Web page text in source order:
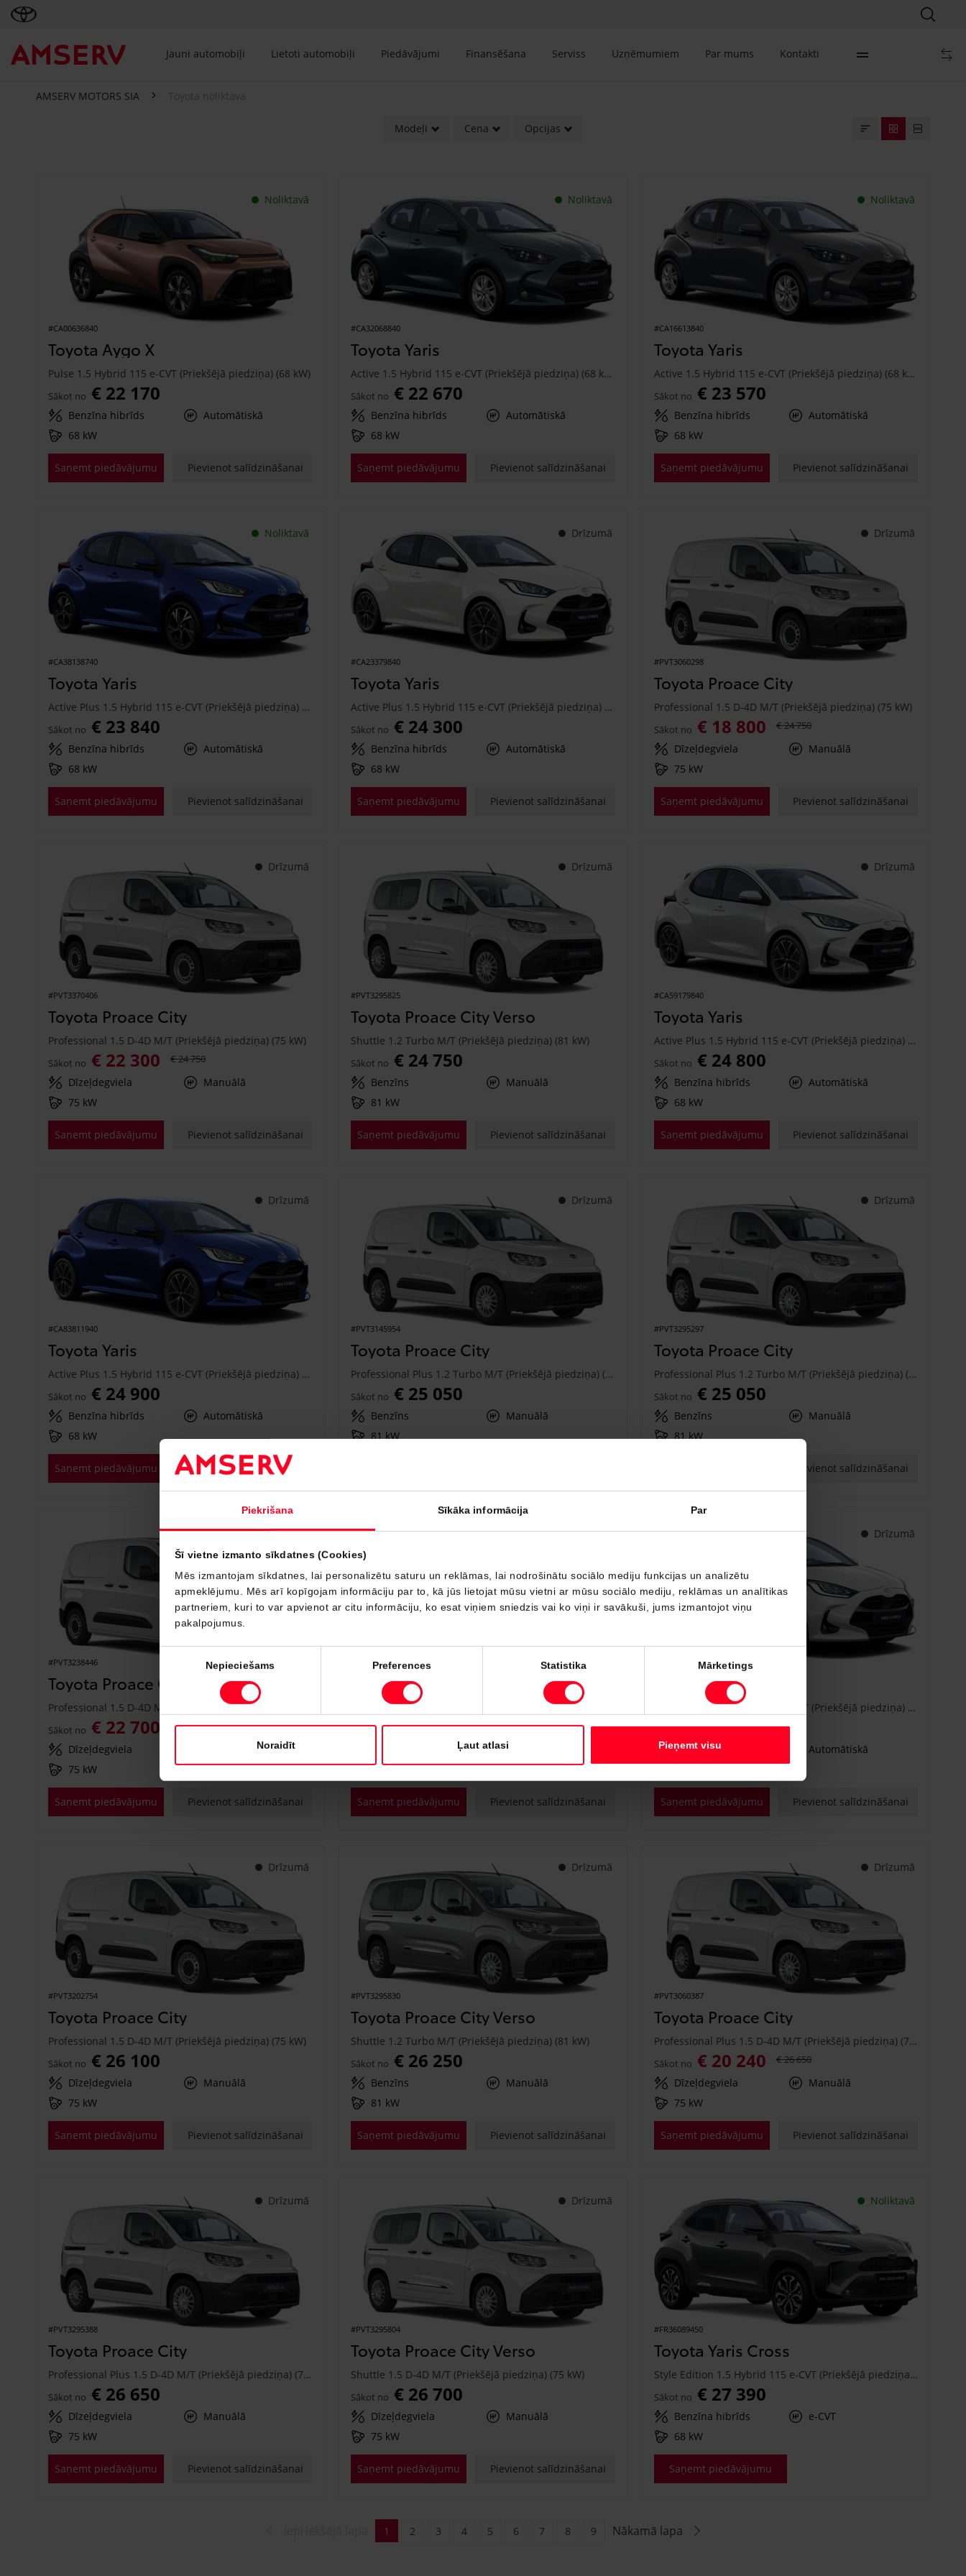
Piekrišana Sīkāka informācija Par
Šī vietne izmanto sīkdatnes (Cookies)
Mēs izmantojam sīkdatnes, lai personalizētu saturu un reklāmas, lai nodrošinātu sociālo mediju funkcijas un analizētu
apmeklējumu. Mēs arī kopīgojam informāciju par to, kā jūs lietojat mūsu vietni ar mūsu sociālo mediju, reklāmas un analītikas
partneriem, kuri to var apvienot ar citu informāciju, ko esat viņiem sniedzis vai ko viņi ir savākuši, jums izmantojot viņu
pakalpojumus.
Piekrišanas
Nepieciešams Preferences Statistika Mārketings
Noraidīt Ļaut atlasi Pieņemt visu
Jauni automobiļi Lietoti automobiļi Piedāvājumi Finansēšana Serviss Uzņēmumiem Par mums Kontakti
AMSERV MOTORS SIA Toyota noliktava
Modeļi Cena Opcijas
Noliktavā
#CA00636840
Toyota Aygo X
Pulse 1.5 Hybrid 115 e-CVT (Priekšējā piedziņa) (68 kW)
Sākot no € 22 170
Benzīna hibrīds
Automātiskā
68 kW
Saņemt piedāvājumu Pievienot salīdzināšanai
Noliktavā
#CA32068840
Toyota Yaris
Active 1.5 Hybrid 115 e-CVT (Priekšējā piedziņa) (68 kW)
Sākot no € 22 670
Benzīna hibrīds
Automātiskā
68 kW
Saņemt piedāvājumu Pievienot salīdzināšanai
Noliktavā
#CA16613840
Toyota Yaris
Active 1.5 Hybrid 115 e-CVT (Priekšējā piedziņa) (68 kW)
Sākot no € 23 570
Benzīna hibrīds
Automātiskā
68 kW
Saņemt piedāvājumu Pievienot salīdzināšanai
Noliktavā
#CA38138740
Toyota Yaris
Active Plus 1.5 Hybrid 115 e-CVT (Priekšējā piedziņa) (68 kW)
Sākot no € 23 840
Benzīna hibrīds
Automātiskā
68 kW
Saņemt piedāvājumu Pievienot salīdzināšanai
Drīzumā
#CA23379840
Toyota Yaris
Active Plus 1.5 Hybrid 115 e-CVT (Priekšējā piedziņa) (68 kW)
Sākot no € 24 300
Benzīna hibrīds
Automātiskā
68 kW
Saņemt piedāvājumu Pievienot salīdzināšanai
Drīzumā
#PVT3060298
Toyota Proace City
Professional 1.5 D-4D M/T (Priekšējā piedziņa) (75 kW)
Sākot no € 18 800 € 24 750
Dīzeļdegviela
Manuālā
75 kW
Saņemt piedāvājumu Pievienot salīdzināšanai
Drīzumā
#PVT3370406
Toyota Proace City
Professional 1.5 D-4D M/T (Priekšējā piedziņa) (75 kW)
Sākot no € 22 300 € 24 750
Dīzeļdegviela
Manuālā
75 kW
Saņemt piedāvājumu Pievienot salīdzināšanai
Drīzumā
#PVT3295825
Toyota Proace City Verso
Shuttle 1.2 Turbo M/T (Priekšējā piedziņa) (81 kW)
Sākot no € 24 750
Benzīns
Manuālā
81 kW
Saņemt piedāvājumu Pievienot salīdzināšanai
Drīzumā
#CA59179840
Toyota Yaris
Active Plus 1.5 Hybrid 115 e-CVT (Priekšējā piedziņa) (68 kW)
Sākot no € 24 800
Benzīna hibrīds
Automātiskā
68 kW
Saņemt piedāvājumu Pievienot salīdzināšanai
Drīzumā
#CA83811940
Toyota Yaris
Active Plus 1.5 Hybrid 115 e-CVT (Priekšējā piedziņa) (68 kW)
Sākot no € 24 900
Benzīna hibrīds
Automātiskā
68 kW
Saņemt piedāvājumu Pievienot salīdzināšanai
Drīzumā
#PVT3145954
Toyota Proace City
Professional Plus 1.2 Turbo M/T (Priekšējā piedziņa) (81 kW)
Sākot no € 25 050
Benzīns
Manuālā
81 kW
Drīzumā
#PVT3295297
Toyota Proace City
Professional Plus 1.2 Turbo M/T (Priekšējā piedziņa) (81 kW)
Sākot no € 25 050
Benzīns
Manuālā
81 kW
Pievienot salīdzināšanai
Drīzumā
#PVT3238446
Toyota Proace City
Professional 1.5 D-4D M/T (Priekšējā piedziņa) (75 kW)
Sākot no € 22 700 € 25 150
Dīzeļdegviela
75 kW
Saņemt piedāvājumu Pievienot salīdzināšanai
Drīzumā
#PVT3295817
Toyota Proace City Verso
Shuttle 1.2 Turbo M/T (Priekšējā piedziņa) (81 kW)
Sākot no € 25 400
Manuālā
81 kW
Saņemt piedāvājumu Pievienot salīdzināšanai
Drīzumā
#CA86778840
Toyota Yaris
Active Plus 1.5 Hybrid 115 e-CVT (Priekšējā piedziņa) (68 kW)
Sākot no € 25 600
Benzīna hibrīds
Automātiskā
Saņemt piedāvājumu Pievienot salīdzināšanai
Drīzumā
#PVT3202754
Toyota Proace City
Professional 1.5 D-4D M/T (Priekšējā piedziņa) (75 kW)
Sākot no € 26 100
Dīzeļdegviela
Manuālā
75 kW
Saņemt piedāvājumu Pievienot salīdzināšanai
Drīzumā
#PVT3295830
Toyota Proace City Verso
Shuttle 1.2 Turbo M/T (Priekšējā piedziņa) (81 kW)
Sākot no € 26 250
Benzīns
Manuālā
81 kW
Saņemt piedāvājumu Pievienot salīdzināšanai
Drīzumā
#PVT3060387
Toyota Proace City
Professional Plus 1.5 D-4D M/T (Priekšējā piedziņa) (75 kW)
Sākot no € 20 240 € 26 650
Dīzeļdegviela
Manuālā
75 kW
Saņemt piedāvājumu Pievienot salīdzināšanai
Drīzumā
#PVT3295388
Toyota Proace City
Professional Plus 1.5 D-4D M/T (Priekšējā piedziņa) (75 kW)
Sākot no € 26 650
Dīzeļdegviela
Manuālā
75 kW
Saņemt piedāvājumu Pievienot salīdzināšanai
Drīzumā
#PVT3295804
Toyota Proace City Verso
Shuttle 1.5 D-4D M/T (Priekšējā piedziņa) (75 kW)
Sākot no € 26 700
Dīzeļdegviela
Manuālā
75 kW
Saņemt piedāvājumu Pievienot salīdzināšanai
Noliktavā
#FR36089450
Toyota Yaris Cross
Style Edition 1.5 Hybrid 115 e-CVT (Priekšējā piedziņa) (68 kW)
Sākot no € 27 390
Benzīna hibrīds
e-CVT
68 kW
Saņemt piedāvājumu
Nākamā lapa
1 2 3 4 5 6 7 8 9